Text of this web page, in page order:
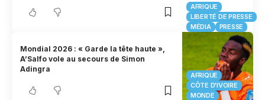
AFRIQUE
LIBERTÉ DE PRESSE
MÉDIA
PRESSE
AFRIQUE
CÔTE D'IVOIRE
MONDE
Mondial 2026 : « Garde la tête haute »,
A’Salfo vole au secours de Simon
Adingra